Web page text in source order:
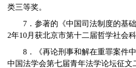
类三等奖。
7．参著的《中国司法制度的基
2年10月获北京市第十二届哲学社会
8．《再论刑事和解在重罪案件
中国法学会第七届青年法学论坛征文